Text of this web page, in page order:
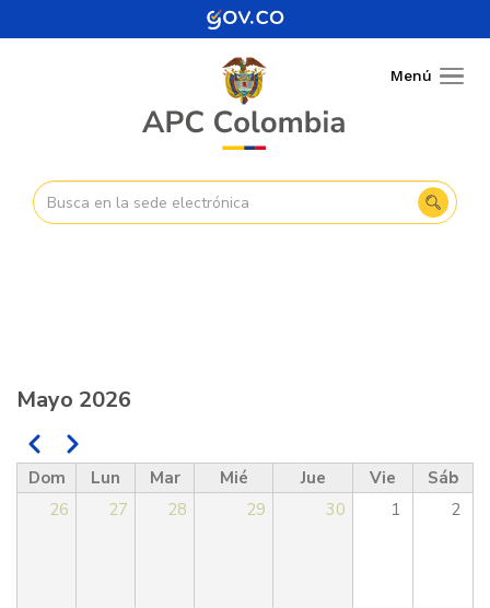
al
Menú
Mayo 2026
Paginación
AnteriorSiguiente
Dom
Lun Mar Mié Jue Vie
Sáb
26
27 28 29 30 1 2